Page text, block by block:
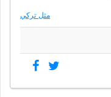
مثل تركي